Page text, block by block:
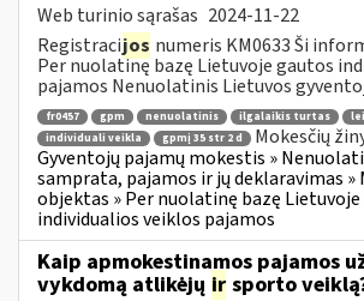
Web turinio sąrašas 2024-11-22
Registracijos numeris KM0633 Ši
Per nuolatinę bazę Lietuvoje gautos
pajamos Nenuolatinis Lietuvos
fr0457 gpm nenuolatinis ilgalaikis turtas
individuali veikla
gpmį 35 str 2 d
Mokesčių
Gyventojų pajamų mokestis »
samprata, pajamos ir jų deklaravimas »
objektas » Per nuolatinę bazę
individualios veiklos pajamos
Kaip apmokestinamos pajamos
vykdomą atlikėjų ir sporto